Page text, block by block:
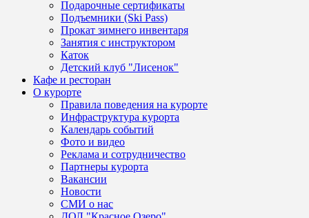
Подарочные сертификаты
Подъемники (Ski Pass)
Прокат зимнего инвентаря
Занятия с инструктором
Каток
Детский клуб "Лисенок"
Кафе и ресторан
О курорте
Правила поведения на курорте
Инфраструктура курорта
Календарь событий
Фото и видео
Реклама и сотрудничество
Партнеры курорта
Вакансии
Новости
СМИ о нас